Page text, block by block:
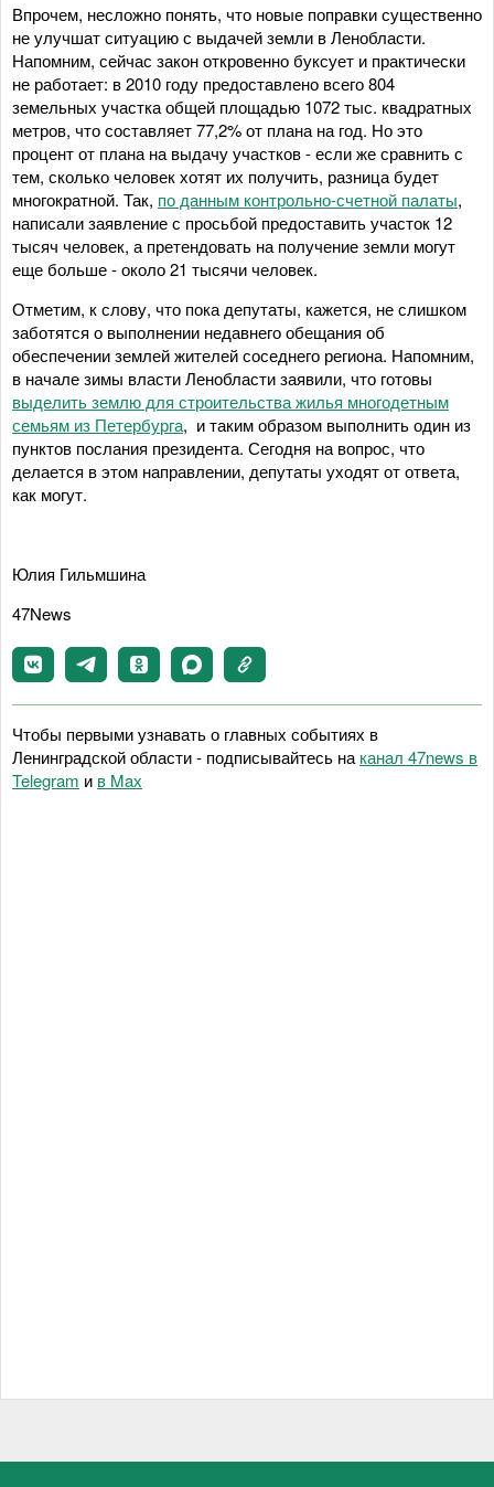
Впрочем, несложно понять, что новые поправки существенно
не улучшат ситуацию с выдачей земли в Ленобласти.
Напомним, сейчас закон откровенно буксует и практически
не работает: в 2010 году предоставлено всего 804
земельных участка общей площадью 1072 тыс. квадратных
метров, что составляет 77,2% от плана на год. Но это
процент от плана на выдачу участков - если же сравнить с
тем, сколько человек хотят их получить, разница будет
многократной. Так, по данным контрольно-счетной палаты,
написали заявление с просьбой предоставить участок 12
тысяч человек, а претендовать на получение земли могут
еще больше - около 21 тысячи человек.
Отметим, к слову, что пока депутаты, кажется, не слишком
заботятся о выполнении недавнего обещания об
обеспечении землей жителей соседнего региона. Напомним,
в начале зимы власти Ленобласти заявили, что готовы
выделить землю для строительства жилья многодетным
семьям из Петербурга, и таким образом выполнить один из
пунктов послания президента. Сегодня на вопрос, что
делается в этом направлении, депутаты уходят от ответа,
как могут.
Юлия Гильмшина
47News
Чтобы первыми узнавать о главных событиях в
Ленинградской области - подписывайтесь на канал 47news в
Telegram и в Maх